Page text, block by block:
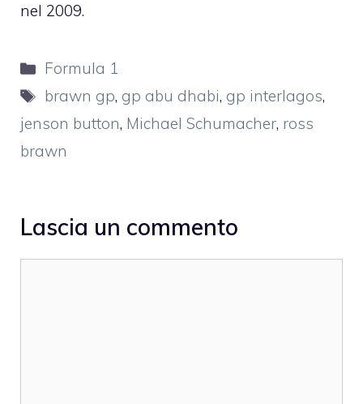
nel 2009.
Categorie
Formula 1
Tag
brawn gp, gp abu dhabi, gp interlagos,
jenson button, Michael Schumacher, ross
brawn
Lascia un commento